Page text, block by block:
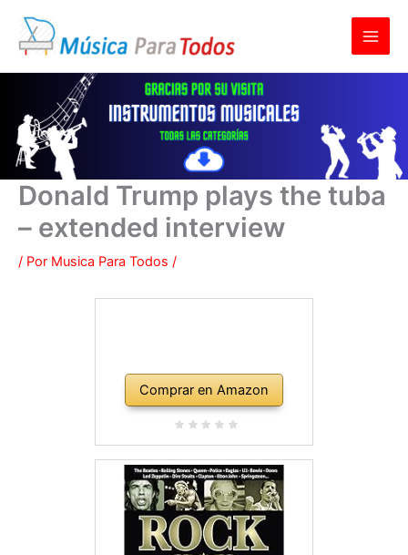
contenido
Donald Trump plays the tuba
– extended interview
/ Por Musica Para Todos /
Comprar en Amazon